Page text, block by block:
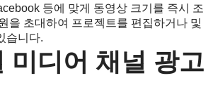
등에 맞게 동영상 크기를 즉시 조
을 초대하여 프로젝트를 편집하거나 및
습니다.
미디어 채널 광고